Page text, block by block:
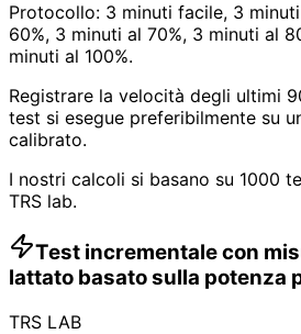
Protocollo: 3 minuti facile, 3
60%, 3 minuti al 70%, 3 minuti al
minuti al 100%.
Registrare la velocità degli ultimi
test si esegue preferibilmente su
calibrato.
I nostri calcoli si basano su 1000
TRS lab.
Test incrementale con
lattato basato sulla potenza
TRS LAB